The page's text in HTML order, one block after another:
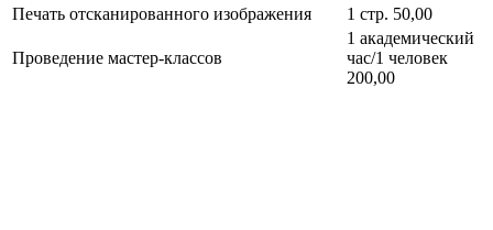
Печать отсканированного изображения
1 стр. 50,00
Проведение мастер-классов
1 академический
час/1 человек
200,00